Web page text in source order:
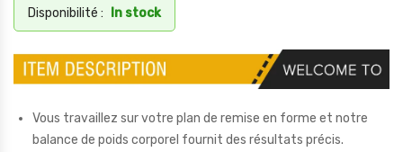
Disponibilité : In stock
Vous travaillez sur votre plan de remise en forme et notre
balance de poids corporel fournit des résultats précis.